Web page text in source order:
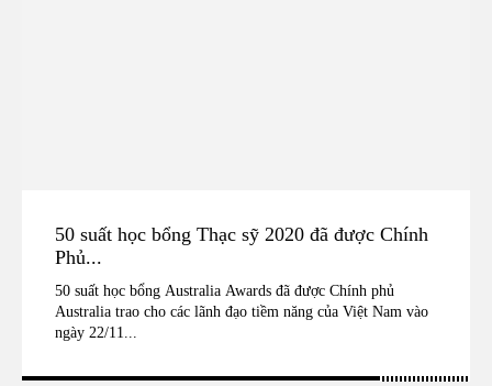
50 suất học bổng Thạc sỹ 2020 đã được Chính
Phủ...
50 suất học bổng Australia Awards đã được Chính phủ
Australia trao cho các lãnh đạo tiềm năng của Việt Nam vào
ngày 22/11...